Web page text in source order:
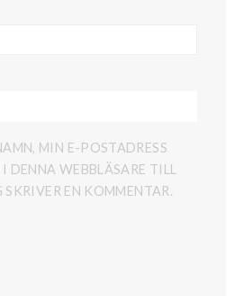
MIN E-POSTADRESS
DENNA WEBBLÄSARE TILL
EN KOMMENTAR.